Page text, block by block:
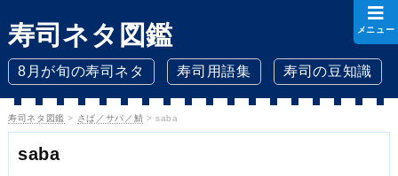
寿司ネタ図鑑
8月が旬の寿司ネタ 寿司用語集 寿司の豆知識
寿司ネタ図鑑 > さば／サバ／鯖 >saba
saba
メニュー